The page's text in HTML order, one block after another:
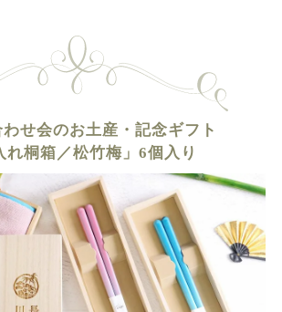
せ会のお土産・記念ギフト
れ桐箱／松竹梅」6個入り